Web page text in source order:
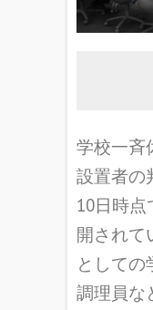
学校一斉
設置者の
10日時
開されて
としての
調理員な